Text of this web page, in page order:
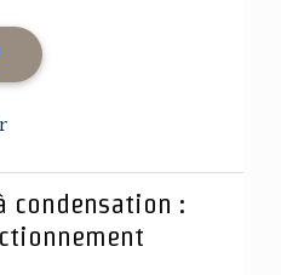
condensation :